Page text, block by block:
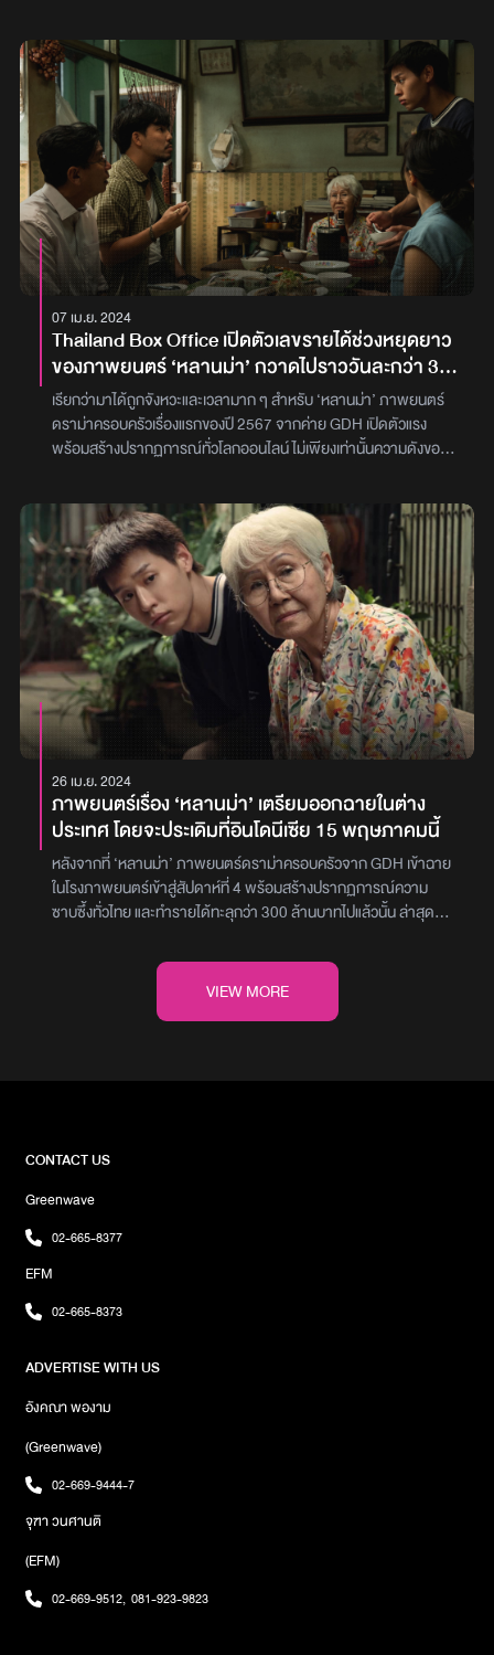
ภาพยนตร์นานาชาติเมืองคานส์ ครั้งที่ 78 (Cannes Film Festival
2025)ภาพยนตร์เรื่องนี้อยู่ในระหว่างขั้นตอน post-production และ
นับเป็นหนึ่งใน GDH Upcoming Projects ที่ได้รับการจับตามองจาก
ทั้งวงการหนังไทยและตลาดภาพยนตร์โลก ซึ่งนอกจากฝีมือการกับกับ
ที่สไตล์เด่นชัดของ เต๋อ นวพล แล้ว การร่วมแสดงของนักแสดงรุ่นใหม่ไม่
ว่าจะเป็น เอิงเอย-ประภามณฑล เอี่ยมจันทร์ (Motel Mist, นคร-
สวรรค์, Anatomy of Time), เพรช-เผ่าเพชร เจริญสุข (ไดอารีตุ๊ดซี่,
สาธุ, Remember You คือเธอ), อะตอม ชนกันต์ และ พิมมา วง
PIXXIE ก็ทำให้แฟน ๆ ต่างเฝ้ารอชมเคมีทางการแสดงอย่างใจจดใจ
จ่อ“ไว้พบกันครับอีกสักพักเลย” คือคำบอกใบ้สั้น ๆ จาก เต๋อ นวพล ถึง
ผู้ชมทุกคน ก่อนที่เราจะได้สัมผัสผลงานชิ้นใหม่ที่น่าจับตาของเขาในเร็ว
ๆ นี้ พร้อมกับข้อความผ่านโซเชียลมีเดียเพื่อขอบคุณไปยังทีมงานที่มี
ส่วนเกี่ยวข้องในโปรเจกต์นี้ทุกคน ที่ทุ่มเททำงานอย่างเต็มกำลังเพื่อให้
ผลงานชิ้นนี้สมบูรณ์แบบในทุก ๆ มิติ“HUMAN RESOURCE : the
crew นอกจากทีมนักแสดงแล้ว ผมขอขอบคุณทีมงานเบื้องหลังทุกคน
จากหัวใจ ที่ทุ่มเทแรงกายแรงใจให้กับโปรเจกต์นี้อย่างเต็มที่ เราผ่านการ
ถ่ายทำวันละ 12 ชั่วโมงกันมาได้ในที่สุด — แม้จะเป็นทีมเล็ก ๆ เพื่อสร้าง
หนังเล็ก ๆ แต่ครั้งนี้คือหนึ่งในการถ่ายทำที่ผมมีความสุขที่สุดครั้งหนึ่ง
เป็นการผสมผสานระหว่างโลกของศิลปะร่วมสมัยและภาพยนตร์ ที่ยิ่ง
ตอกย้ำเอกลักษณ์ของผลงานชิ้นนี้ในฐานะงานศิลป์ที่เล่าเรื่องได้อย่าง
ร่วมสมัยและแตกต่างพร้อมกันนี้ยังมีอีกหนึ่งโปรเจกต์ที่เตรียมเปิดตัวใน
Marché du Film 2025 ไปพร้อมกัน นั่นคือ GOHAN (Working
Title) โดยการร่วมมือระหว่าง GDH และ Houseton Film ผลงานการ
โปรดิวซ์โดย วัน–วรรณฤดี พงษ์สิทธิศักดิ์ และ บาส–นัฐวุฒิ พูนพิริยะ
ที่ได้ปล่อยทีเซอร์โปสเตอร์ออกมาให้แฟนหนังไทยได้อุ่นเครื่องและรอ
ติดตามกันอย่างใกล้ชิดปีนี้จึงนับเป็นอีกหนึ่งหมุดหมายสำคัญของ
วงการภาพยนตร์ไทย ที่พร้อมเดินหน้าสู่เวทีโลกด้วยผลงานที่ทั้งสดใหม่
กล้าทดลอง และน่าจับตาอย่างยิ่งภาพ : GDH / ter_nawapol /
once_onceinlife / Baz Poonpiriya
07 เม.ย. 2024
Thailand Box Office เปิดตัวเลขรายได้ช่วงหยุดยาว
ของภาพยนตร์ ‘หลานม่า’ กวาดไปราววันละกว่า 30
ล้านบาท มุ่งหน้าสู่หนัง 100 ล้าน!
เรียกว่ามาได้ถูกจังหวะและเวลามาก ๆ สำหรับ ‘หลานม่า’ ภาพยนตร์
ดราม่าครอบครัวเรื่องแรกของปี 2567 จากค่าย GDH เปิดตัวแรง
พร้อมสร้างปรากฏการณ์ทั่วโลกออนไลน์ ไม่เพียงเท่านั้นความดังของ
ตั้งแต่วันแรกของการเข้าฉายก่อนหน้านี้ทาง GDH ได้ออกมาเปิดเผย
รายได้เปิดตัว ‘หลานม่า’ 4 เมษายนที่ผ่านมาว่า เป็นหนัง GDH ที่ทำราย
ได้เปิดตัวสูงที่สุดในอันดับที่ 4 อยู่ที่ 21 ล้านบาท เป็นรอง ‘ตุ๊ดซี่ส์ แอนด์
เดอะเฟค’ (55 ล้านบาท), ‘บุพเพสันนิวาส 2’ (51 ล้านบาท) และ
‘Friend Zone ระวัง..สิ้นสุดทางเพื่อน’ (24 ล้านบาท)แต่นั่นเป็นเพียง
รายได้เปิดตัวเท่านั้น เพราะหลายคนจับตามองว่า หากกระแสของหนัง
ยังทำงานกับใจคนแบบนี้ไปเรื่อย ๆ จนกลายเป็นปากต่อปาก บวกกับ
จังหวะการเข้าฉายตรงกับช่วงวันหยุดยาว และบรรยกาศวันครอบครัว
แบบนี้ น่าจะช่วยกระตุ้นให้รายได้ของภาพยนตร์ ‘หลานม่า’ ทะลุผ่าน
หลัก 200 ล้านบาทได้แบบไม่ยากนักทางด้าน Thailand Box Office ก็
ออกมาเปิดเผยรายได้ของ ‘หลานม่า’ ว่ายังสามารถทำเงินอย่างต่อเนื่อง
โดยเฉพาะช่วงวันหยุดยาวนี้ (วันเสาร์กวาดรายได้ไปกว่า 30 ล้านบาท
และวันอาทิตย์กวาดรายได้ไปกว่า 40 ล้านบาท) ทำให้ตอนนี้มุ่งหน้าสู่
100 ล้านบาทเป็นที่เรียบร้อยแล้วกระแสของหนังถูกพูดถึงไปในทิศทาง
เดียวกันนั้นคือ เป็นผลงานคืนฟอร์มของ GDH ที่คนดูประทับใจกับทุกสิ่ง
ที่ผู้กำกับอย่าง พัฒน์ บุญนิธิพัฒน์ ผสมผสานให้เข้ากันได้อย่าง
กลมกล่อมลงตัว อีกทั้งยังหยิบเอาเรื่องราวใกล้ตัวมานำเสนอได้อย่างลึก
ซึ้ง ถ่ายทอดผ่านฝีมือการแสดงชั้นยอดของ บิวกิ้น-พุฒิพงศ์ อัสสรัตน
มัส, ตู-ต้นตะวัน ตันติเวชกุล โดยเฉพาะ คุณยายแต๋ว-อุษา เสมคำ น้อง
ใหม่อายุ 76 ปี ที่ช่วยสื่อสารบทต่าง ๆ ให้เข้าถึงคนดูอย่างตรงใจและเป็น
ธรรมชาติไปซาบซึ้งด้วยกันกับภาพยนตร์ ‘หลานม่า’ เข้าฉายแล้ววันนี้
26 เม.ย. 2024
ภาพยนตร์เรื่อง ‘หลานม่า’ เตรียมออกฉายในต่าง
ประเทศ โดยจะประเดิมที่อินโดนีเซีย 15 พฤษภาคมนี้
หลังจากที่ ‘หลานม่า’ ภาพยนตร์ดราม่าครอบครัวจาก GDH เข้าฉาย
ในโรงภาพยนตร์เข้าสู่สัปดาห์ที่ 4 พร้อมสร้างปรากฏการณ์ความ
ซาบซึ้งทั่วไทย และทำรายได้ทะลุกว่า 300 ล้านบาทไปแล้วนั้น ล่าสุด
GDH ออกมาเปิดเผยว่า ในเดือนพฤษภาคมที่จะถึงนี้ ‘หลานม่า’ จะค่อย
ๆ ออกฉายสู่สายตาชาวโลก ซึ่งจะประเดิมกันที่อินโดนีเซียในวันที่ 15
พฤษภาคม 2567 จากนั้นก็มีกำหนดเข้าฉายยังโรงภาพยนตร์ใน
นม่า’ ผลงานการกำกับของ พัฒน์ บุญนิธิพัฒน์ ที่หยิบเอาความผูกพัน
วกิ้น-พุฒิพงศ์ อัสสรัตนกุล, ดู๋-สัญญา คุณากร, เผือก-พงศธร จง
ชื่นชมในความกลมกล่อมและเป็นธรรมชาติมากที่สุดคอหนังชาวไทยยัง
สามารถไปซาบซึ้งด้วยกันกับภาพยนตร์ ‘หลานม่า’ กันได้วันนี้ในโรง
VIEW MORE
CONTACT US
Greenwave
02-665-8377
EFM
02-665-8373
ADVERTISE WITH US
อังคณา พองาม
(Greenwave)
02-669-9444-7
จุฑา วนศานติ
(EFM)
02-669-9512, 081-923-9823